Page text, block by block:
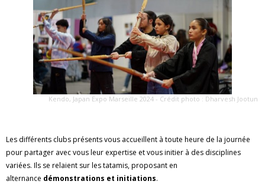
Kendo, Japan Expo Marseille 2024 - Crédit photo : Dharvesh Jootun
Les différents clubs présents vous accueillent à toute heure de la journée
pour partager avec vous leur expertise et vous initier à des disciplines
variées. Ils se relaient sur les tatamis, proposant en
alternance démonstrations et initiations.